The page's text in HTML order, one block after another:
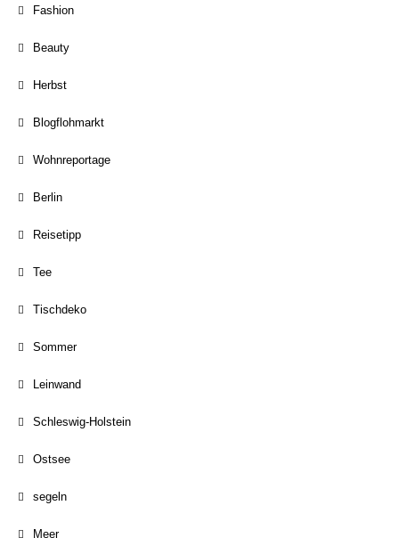
Fashion
Beauty
Herbst
Blogflohmarkt
Wohnreportage
Berlin
Reisetipp
Tee
Tischdeko
Sommer
Leinwand
Schleswig-Holstein
Ostsee
segeln
Meer